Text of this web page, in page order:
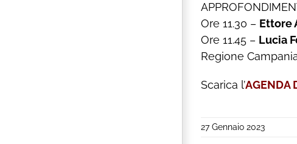
Ore 11.30 – Ettore
Ore 11.45 – Lucia
Regione
Scarica l’AGENDA
27 Gennaio 2023